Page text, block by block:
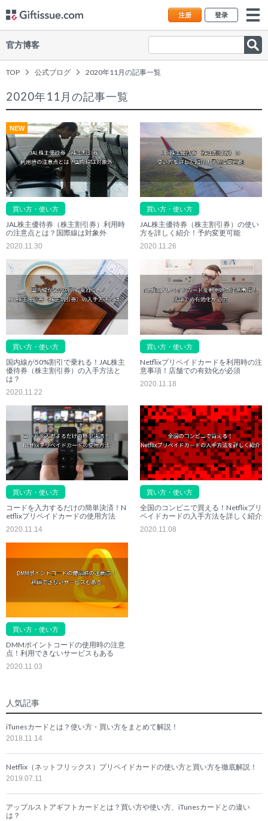
注册 登录
官方博客
TOP 公式ブログ 2020年11月の記事一覧
2020年11月の記事一覧
NEW
買い方・使い方
JAL株主優待券（株主割引券）利用時
の注意点とは？国際線は対象外
2020.11.30
買い方・使い方
JAL株主優待券（株主割引券）の使い
方を詳しく紹介！予約変更可能
2020.11.26
買い方・使い方
国内線が50%割引で乗れる！JAL株主
優待券（株主割引券）の入手方法と
は？
2020.11.22
買い方・使い方
Netflixプリペイドカードを利用時の注
意事項！店舗での有効化が必須
2020.11.18
買い方・使い方
コードを入力するだけの簡単決済！N
etflixプリペイドカードの使用方法
2020.11.14
買い方・使い方
全国のコンビニで買える！Netflixプリ
ペイドカードの入手方法を詳しく紹介
2020.11.08
買い方・使い方
DMMポイントコードの使用時の注意
点！利用できないサービスもある
2020.11.03
人気記事
iTunesカードとは？使い方・買い方をまとめて解説！
2018.11.14
Netflix（ネットフリックス）プリペイドカードの使い方と買い方を徹底解説！
2019.07.11
アップルストアギフトカードとは？買い方や使い方、iTunesカードとの違い
は？